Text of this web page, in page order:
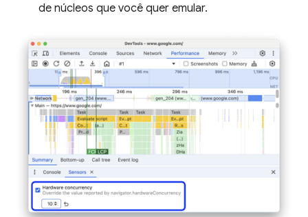
de núcleos que você quer emular.